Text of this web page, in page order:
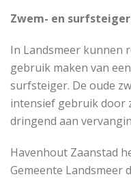
Zwem- en
In Landsmeer kunnen
gebruik maken van
surfsteiger. De oude
intensief gebruik door
dringend aan
Havenhout Zaanstad
Gemeente Landsmeer